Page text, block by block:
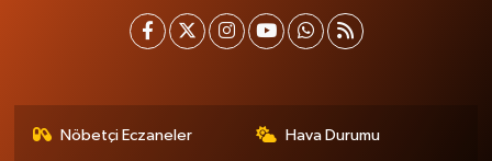
Nöbetçi Eczaneler Hava Durumu